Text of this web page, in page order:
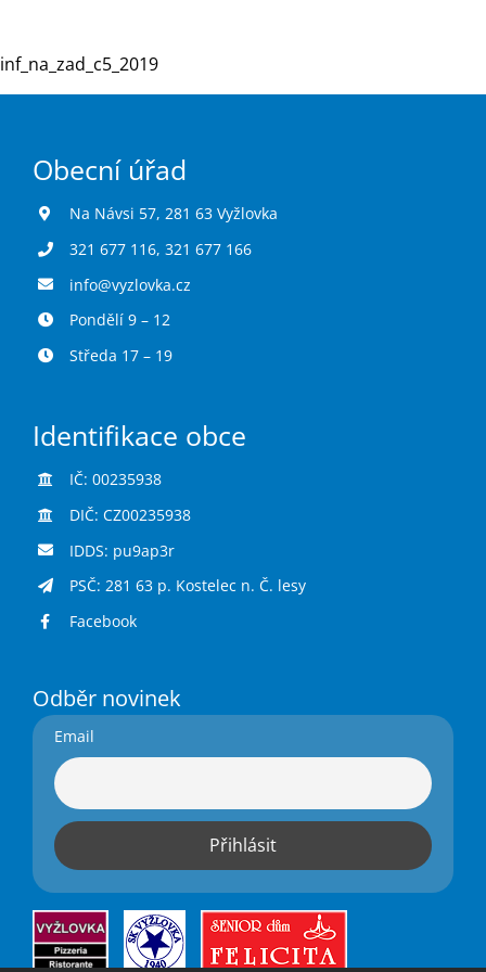
Hlášení závad
inf_na_zad_c5_2019
Obecní úřad
Na Návsi 57, 281 63 Vyžlovka
321 677 116, 321 677 166
info@vyzlovka.cz
Pondělí 9 – 12
Středa 17 – 19
Identifikace obce
IČ: 00235938
DIČ: CZ00235938
IDDS: pu9ap3r
PSČ: 281 63 p. Kostelec n. Č. lesy
Facebook
Odběr novinek
Email